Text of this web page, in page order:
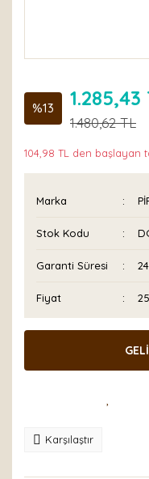
%13 1.285,43
1.480,62 TL
104,98 TL den başlayan
Marka
Stok Kodu
Garanti Süresi
Fiyat
Karşılaştır